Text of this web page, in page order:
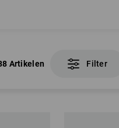
Artikelen Filter
Artikelen Filter